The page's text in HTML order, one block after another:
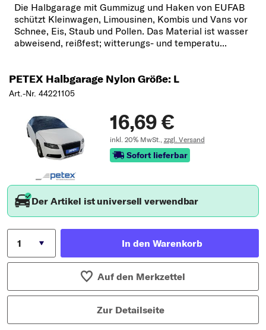
Die Halbgarage mit Gummizug und Haken von EUFAB
schützt Kleinwagen, Limousinen, Kombis und Vans vor
Schnee, Eis, Staub und Pollen. Das Material ist wasser
abweisend, reißfest; witterungs- und temperatu...
PETEX Halbgarage Nylon Größe: L
Art.-Nr. 44221105
16,69 €
inkl. 20% MwSt., zzgl. Versand
Sofort lieferbar
Der Artikel ist universell verwendbar
In den Warenkorb
Auf den Merkzettel
Zur Detailseite